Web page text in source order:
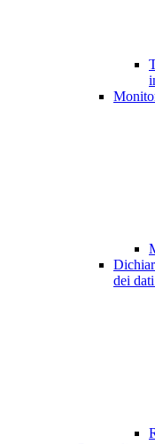
dei dati